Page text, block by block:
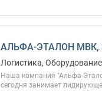
АЛЬФА-ЭТАЛОН МВК,
Логистика,
Наша компания "Альфа-
сегодня занимает